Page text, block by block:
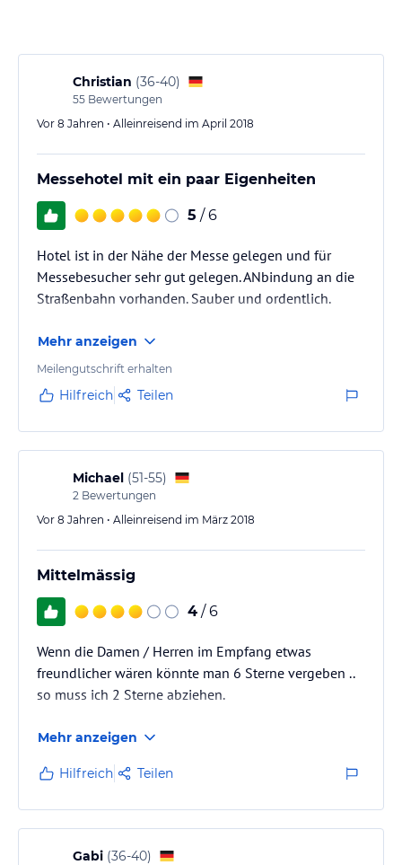
Christian (36-40)
55 Bewertungen
Vor 8 Jahren • Alleinreisend im April 2018
Messehotel mit ein paar Eigenheiten
5 / 6
Hotel ist in der Nähe der Messe gelegen und für
Messebesucher sehr gut gelegen. ANbindung an die
Straßenbahn vorhanden. Sauber und ordentlich.
Mehr anzeigen
Meilengutschrift erhalten
Hilfreich Teilen
Michael (51-55)
2 Bewertungen
Vor 8 Jahren • Alleinreisend im März 2018
Mittelmässig
4 / 6
Wenn die Damen / Herren im Empfang etwas
freundlicher wären könnte man 6 Sterne vergeben ..
so muss ich 2 Sterne abziehen.
Mehr anzeigen
Hilfreich Teilen
Gabi (36-40)